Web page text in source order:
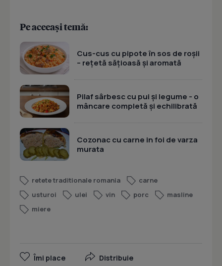
Pe aceeași temă:
Cus-cus cu pipote în sos de roșii
– rețetă sățioasă și aromată
Pilaf sârbesc cu pui și legume - o
mâncare completă și echilibrată
Cozonac cu carne in foi de varza
murata
retete traditionale romania
carne
usturoi
ulei vin porc
masline
miere
Îmi place Distribuie